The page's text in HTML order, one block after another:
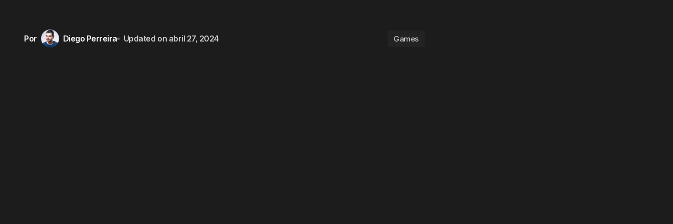
Por Diego Perreira Updated on abril 27, 2024 Games